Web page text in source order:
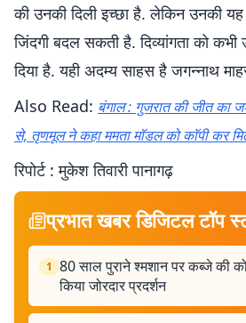
की उनकी दिली इच्छा है. लेकिन उनकी
जिंदगी बदल सकती है. दिव्यांगता को
दिया है. यही अदम्य साहस है जगन्नाथ
Also Read: बंगाल : गुजरात की जीत का
से, तृणमूल ने कहा ममता मॉडल को काॅपी कर
रिपोर्ट : मुकेश तिवारी पानागढ़
प्रभात खबर डिजिटल टॉप
1 80 साल पुराने श्मशान पर कब्जे की
किया जोरदार प्रदर्शन